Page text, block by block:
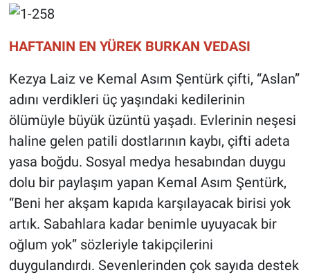
HAFTANIN EN YÜREK BURKAN VEDASI
Kezya Laiz ve Kemal Asım Şentürk çifti, “Aslan”
adını verdikleri üç yaşındaki kedilerinin
ölümüyle büyük üzüntü yaşadı. Evlerinin neşesi
haline gelen patili dostlarının kaybı, çifti adeta
yasa boğdu. Sosyal medya hesabından duygu
dolu bir paylaşım yapan Kemal Asım Şentürk,
“Beni her akşam kapıda karşılayacak birisi yok
artık. Sabahlara kadar benimle uyuyacak bir
oğlum yok” sözleriyle takipçilerini
duygulandırdı. Sevenlerinden çok sayıda destek